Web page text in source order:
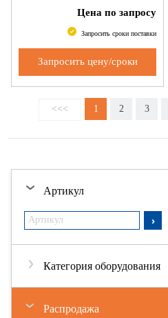
Цена по запросу
Запросить сроки поставки
Запросить цену/сроки
<<< 1 2 3
Артикул
Категория оборудования
Распродажа